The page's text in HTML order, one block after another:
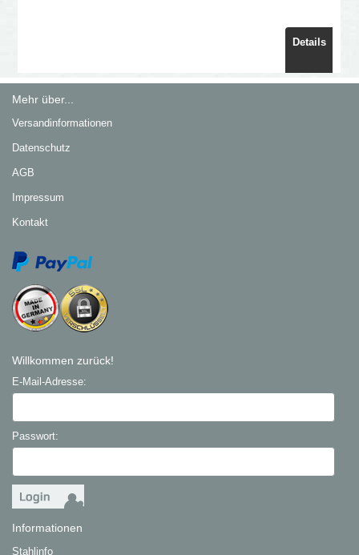
Details
Mehr über...
Versandinformationen
Datenschutz
AGB
Impressum
Kontakt
Willkommen zurück!
E-Mail-Adresse:
Passwort:
Informationen
Stahlinfo